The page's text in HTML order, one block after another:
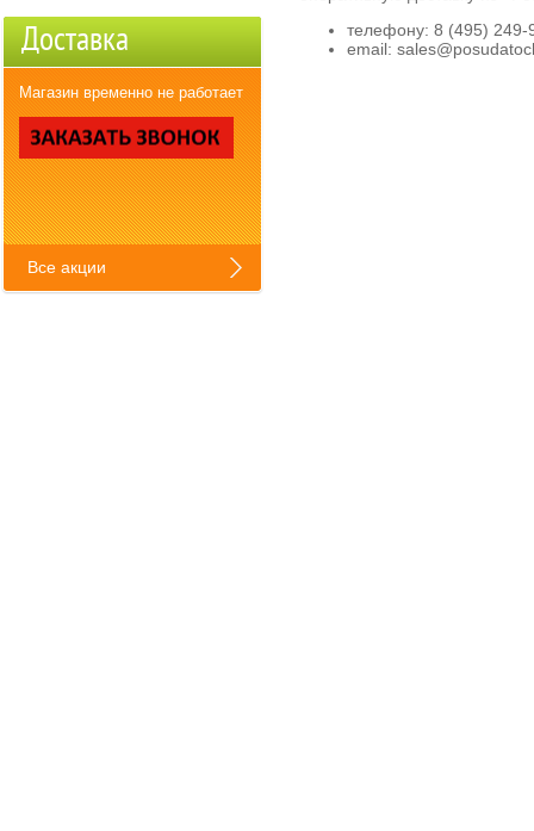
телефону: 8 (495) 249-
email:
Все акции
Доставка
Магазин временно не работает